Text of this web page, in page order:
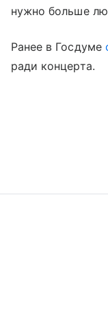
нужно больше
Ранее в Госдуме
ради концерта.